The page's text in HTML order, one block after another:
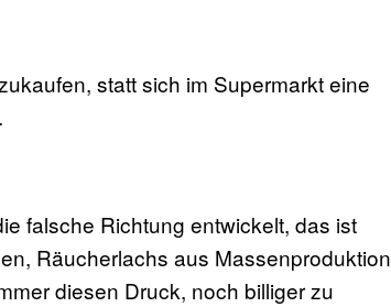
statt sich im Supermarkt eine
falsche Richtung entwickelt, das ist
Räucherlachs aus Massenproduktion
diesen Druck, noch billiger zu